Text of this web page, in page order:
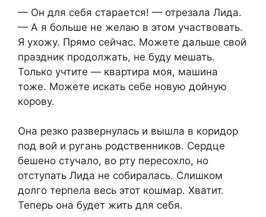
— Он для себя старается! — отрезала Лида.
— А я больше не желаю в этом участвовать.
Я ухожу. Прямо сейчас. Можете дальше свой
праздник продолжать, не буду мешать.
Только учтите — квартира моя, машина
тоже. Можете искать себе новую дойную
корову.
Она резко развернулась и вышла в коридор
под вой и ругань родственников. Сердце
бешено стучало, во рту пересохло, но
отступать Лида не собиралась. Слишком
долго терпела весь этот кошмар. Хватит.
Теперь она будет жить для себя.